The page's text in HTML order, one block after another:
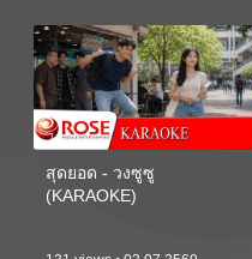
สุดยอด - วงซูซู
(KARAOKE)